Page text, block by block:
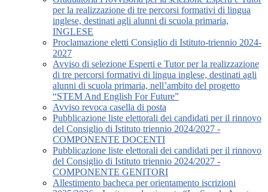
per la realizzazione di tre percorsi formativi di lingua
inglese, destinati agli alunni di scuola primaria,
INGLESE
Proclamazione eletti Consiglio di Istituto-triennio 2024-
2027
Avviso di selezione Esperti e Tutor per la realizzazione
di tre percorsi formativi di lingua inglese, destinati agli
alunni di scuola primaria, nell’ambito del progetto
“STEM And English For Future”
Avviso revoca casella di posta
Pubblicazione liste elettorali dei candidati per il rinnovo
del Consiglio di Istituto triennio 2024/2027 -
COMPONENTE DOCENTI
Pubblicazione liste elettorali dei candidati per il rinnovo
del Consiglio di Istituto triennio 2024/2027 -
COMPONENTE GENITORI
Allestimento bacheca per orientamento iscrizioni